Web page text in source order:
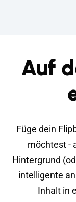
Auf
Füge dein
möchtest -
Hintergrund
intelligente
Inhalt in